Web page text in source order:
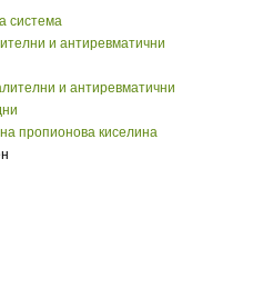
система
и антиревматични
и антиревматични
пропионова киселина